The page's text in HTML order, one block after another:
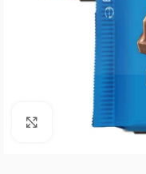
Agrandar imagen